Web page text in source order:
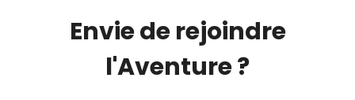
Envie de rejoindre
l'Aventure ?